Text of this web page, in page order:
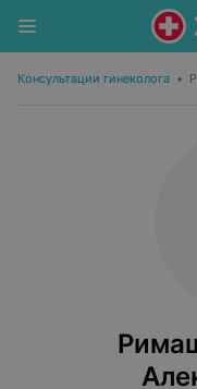
Консультации гинеколога •